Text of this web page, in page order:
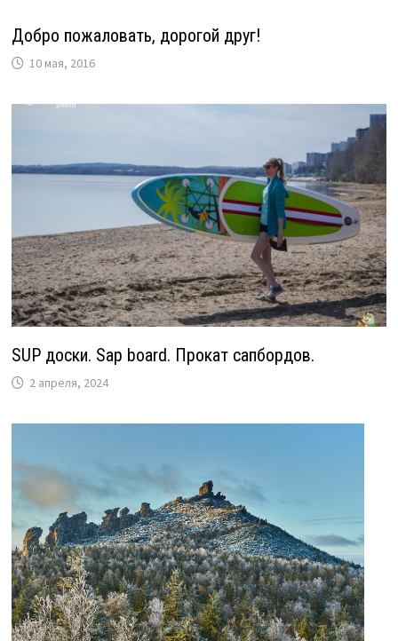
Добро пожаловать, дорогой друг!
10 мая, 2016
SUP доски. Sap board. Прокат сапбордов.
2 апреля, 2024